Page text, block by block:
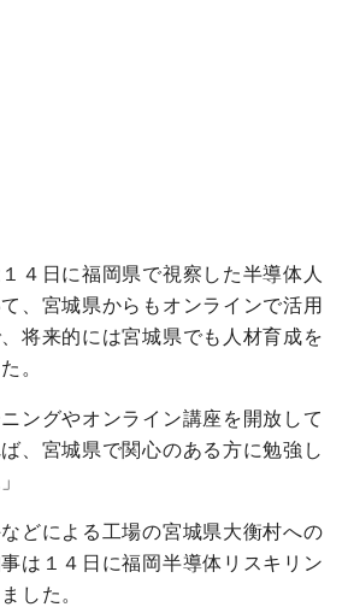
４日に福岡県で視察した半導体人
、宮城県からもオンラインで活用
将来的には宮城県でも人材育成を
。
ングやオンライン講座を開放して
、宮城県で関心のある方に勉強し
どによる工場の宮城県大衡村への
は１４日に福岡半導体リスキリン
した。